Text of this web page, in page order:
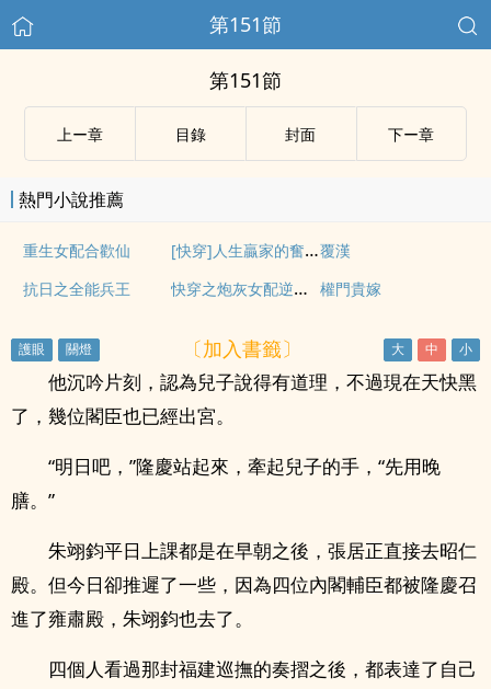
第151節
第151節
上ー章 目錄 封面 下ー章
熱門小說推薦
重生女配合歡仙 [快穿]人生贏家的奮鬥史覆漢
抗日之全能兵王
快穿之炮灰女配逆襲記 權門貴嫁
〔加入書籤〕
他沉吟片刻，認為兒子說得有道理，不過現在天快黑
了，幾位閣臣也已經出宮。
“明日吧，”隆慶站起來，牽起兒子的手，“先用晚
膳。”
朱翊鈞平日上課都是在早朝之後，張居正直接去昭仁
殿。但今日卻推遲了一些，因為四位內閣輔臣都被隆慶召
進了雍肅殿，朱翊鈞也去了。
四個人看過那封福建巡撫的奏摺之後，都表達了自己